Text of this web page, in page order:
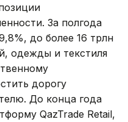
За полгода
до более 16 трлн
одежды и текстиля
дорогу
До конца года
QazTrade Retail,